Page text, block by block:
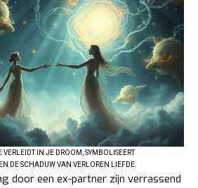
VERLEIDT IN JE DROOM, SYMBOLISEERT
DE SCHADUW VAN VERLOREN LIEFDE.
door een ex-partner zijn verrassend